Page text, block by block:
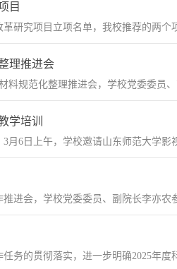
目
研究项目立项名单，我校推荐的两个
理推进会
料规范化整理推进会，学校党委委员
学培训
月6日上午，学校邀请山东师范大学影
进会，学校党委委员、副院长李亦农
务的贯彻落实，进一步明确2025年度